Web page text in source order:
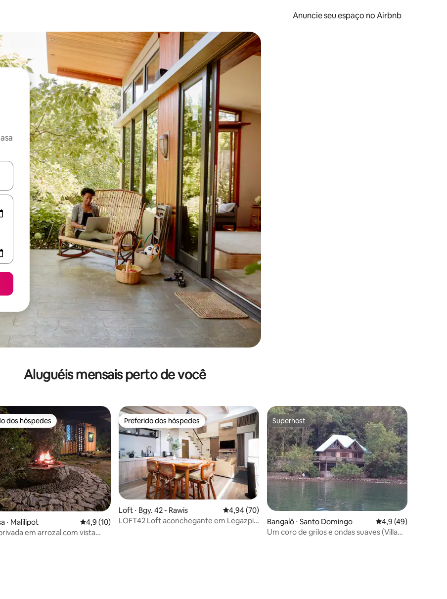
Anuncie seu espaço no Airbnb
os usando as seta para cima e para baixo do teclado ou tocando e deslizando o dedo na tela.
Aluguéis mensais perto de você
dos hóspedes
dos hóspedes
⋅ Malilipot 4,9 de uma avaliação média de 5, 10 avaliações
4,9 (10)
em arrozal com vista
Preferido dos hóspedes
Preferido dos hóspedes
Loft ⋅ Bgy. 42 - Rawis 4,94 de uma avaliação média de 5, 70 avaliações
4,94 (70)
LOFT42 Loft aconchegante em Legazpi,
Superhost
Superhost
Bangalô ⋅ Santo Domingo 4,9 de uma
4,9 (49)
Um coro de grilos e ondas suaves (Villa